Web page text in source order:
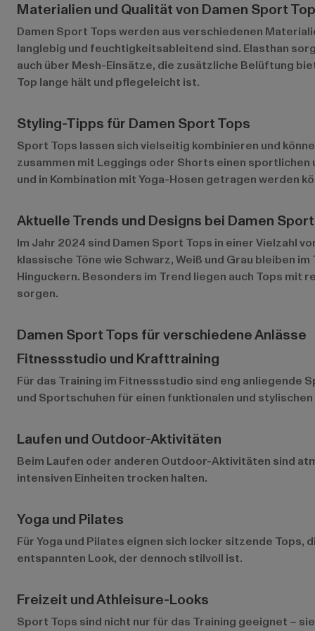
Materialien und Qualität von Damen Sport
Damen Sport Tops werden aus verschiedenen
langlebig und feuchtigkeitsableitend sind. Elasthan
auch über Mesh-Einsätze, die zusätzliche Belüftung
Top lange hält und pflegeleicht ist.
Styling-Tipps für Damen Sport Tops
Sport Tops lassen sich vielseitig kombinieren und
zusammen mit Leggings oder Shorts einen
und in Kombination mit Yoga-Hosen getragen werden
Aktuelle Trends und Designs bei Damen
Im Jahr 2024 sind Damen Sport Tops in einer Vielzahl
klassische Töne wie Schwarz, Weiß und Grau bleiben
Hinguckern. Besonders im Trend liegen auch Tops mit
sorgen.
Damen Sport Tops für verschiedene Anlässe
Fitnessstudio und Krafttraining
Für das Training im Fitnessstudio sind eng anliegende
und Sportschuhen für einen funktionalen und stylischen
Laufen und Outdoor-Aktivitäten
Beim Laufen oder anderen Outdoor-Aktivitäten sind
intensiven Einheiten trocken halten.
Yoga und Pilates
Für Yoga und Pilates eignen sich locker sitzende
entspannten Look, der dennoch stilvoll ist.
Freizeit und Athleisure-Looks
Sport Tops sind nicht nur für das Training geeignet –